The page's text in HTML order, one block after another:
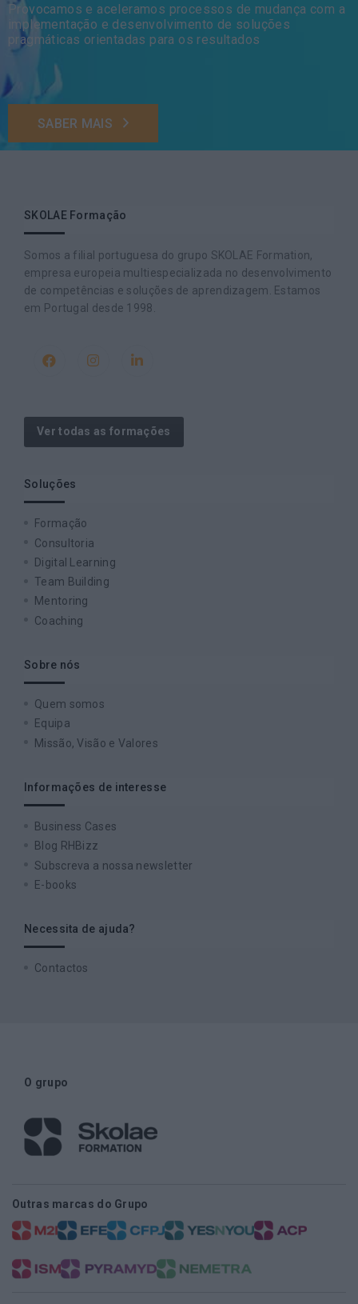
Provocamos e aceleramos processos de mudança com a
implementação e desenvolvimento de soluções
pragmáticas orientadas para os resultados
SABER MAIS
SKOLAE Formação
Somos a filial portuguesa do grupo SKOLAE Formation,
empresa europeia multiespecializada no desenvolvimento
de competências e soluções de aprendizagem. Estamos
em Portugal desde 1998.
Ver todas as formações
Soluções
Formação
Consultoria
Digital Learning
Team Building
Mentoring
Coaching
Sobre nós
Quem somos
Equipa
Missão, Visão e Valores
Informações de interesse
Business Cases
Blog RHBizz
Subscreva a nossa newsletter
E-books
Necessita de ajuda?
Contactos
O grupo
Outras marcas do Grupo